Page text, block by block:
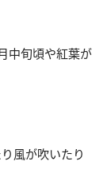
中旬頃や紅葉が
風が吹いたり